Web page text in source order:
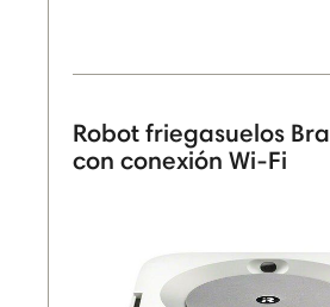
Robot friegasuelos
con conexión Wi-Fi